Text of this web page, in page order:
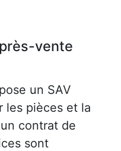
vente
un SAV
les pièces et la
contrat de
sont